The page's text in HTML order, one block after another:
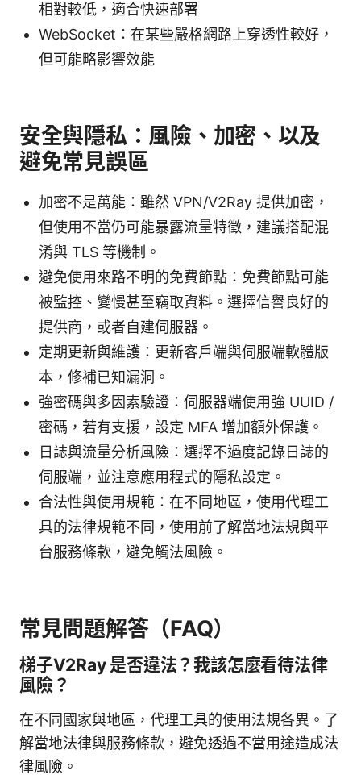
相對較低，適合快速部署
WebSocket：在某些嚴格網路上穿透性較好，
但可能略影響效能
安全與隱私：風險、加密、以及
避免常見誤區
加密不是萬能：雖然 VPN/V2Ray 提供加密，
但使用不當仍可能暴露流量特徵，建議搭配混
淆與 TLS 等機制。
避免使用來路不明的免費節點：免費節點可能
被監控、變慢甚至竊取資料。選擇信譽良好的
提供商，或者自建伺服器。
定期更新與維護：更新客戶端與伺服端軟體版
本，修補已知漏洞。
強密碼與多因素驗證：伺服器端使用強 UUID /
密碼，若有支援，設定 MFA 增加額外保護。
日誌與流量分析風險：選擇不過度記錄日誌的
伺服端，並注意應用程式的隱私設定。
合法性與使用規範：在不同地區，使用代理工
具的法律規範不同，使用前了解當地法規與平
台服務條款，避免觸法風險。
常見問題解答（FAQ）
梯子V2Ray 是否違法？我該怎麼看待法律
風險？
在不同國家與地區，代理工具的使用法規各異。了
解當地法律與服務條款，避免透過不當用途造成法
律風險。